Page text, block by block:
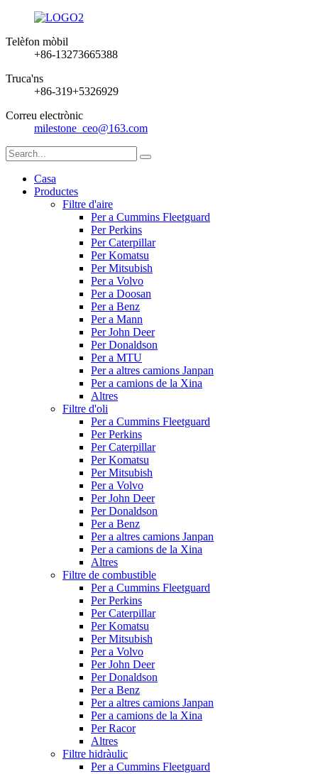
Telèfon mòbil
+86-13273665388
Truca'ns
+86-319+5326929
Correu electrònic
milestone_ceo@163.com
Casa
Productes
Filtre d'aire
Per a Cummins Fleetguard
Per Perkins
Per Caterpillar
Per Komatsu
Per Mitsubish
Per a Volvo
Per a Doosan
Per a Benz
Per a Mann
Per John Deer
Per Donaldson
Per a MTU
Per a altres camions Janpan
Per a camions de la Xina
Altres
Filtre d'oli
Per a Cummins Fleetguard
Per Perkins
Per Caterpillar
Per Komatsu
Per Mitsubish
Per a Volvo
Per John Deer
Per Donaldson
Per a Benz
Per a altres camions Janpan
Per a camions de la Xina
Altres
Filtre de combustible
Per a Cummins Fleetguard
Per Perkins
Per Caterpillar
Per Komatsu
Per Mitsubish
Per a Volvo
Per John Deer
Per Donaldson
Per a Benz
Per a altres camions Janpan
Per a camions de la Xina
Per Racor
Altres
Filtre hidràulic
Per a Cummins Fleetguard